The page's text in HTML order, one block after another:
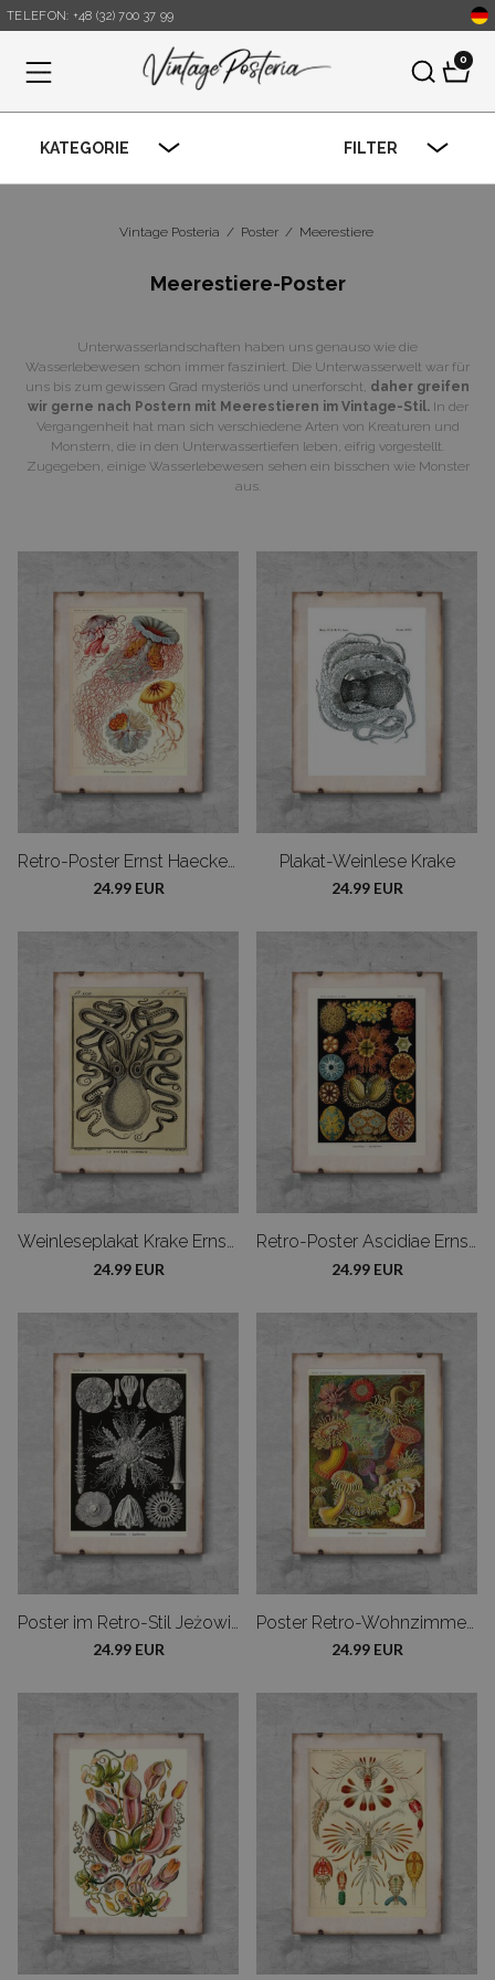
TELEFON: +48 (32) 700 37 99
Menu
0
KATEGORIE FILTER
Vintage Posteria / Poster / Meerestiere
Meerestiere-Poster
Unterwasserlandschaften haben uns genauso wie die
Wasserlebewesen schon immer fasziniert. Die Unterwasserwelt war für
uns bis zum gewissen Grad mysteriös und unerforscht, daher greifen
wir gerne nach Postern mit Meerestieren im Vintage-Stil.In der
Vergangenheit hat man sich verschiedene Arten von Kreaturen und
Monstern, die in den Unterwassertiefen leben, eifrig vorgestellt.
Zugegeben, einige Wasserlebewesen sehen ein bisschen wie Monster
aus.
Retro-Poster Ernst Haeckel Quallen
24.99 EUR
Plakat-Weinlese Krake
24.99 EUR
Weinleseplakat Krake Ernst Haeckel
24.99 EUR
Retro-Poster Ascidiae Ernst Haeckel
24.99 EUR
24.99 EUR 24.99 EUR